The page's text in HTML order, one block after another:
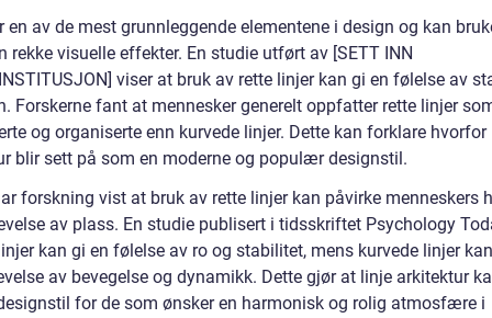
en av de mest grunnleggende elementene i design og kan
rekke visuelle effekter. En studie utført av [SETT INN
viser at bruk av rette linjer kan gi en følelse av
Forskerne fant at mennesker generelt oppfatter rette linjer
og organiserte enn kurvede linjer. Dette kan forklare hvorfor
blir sett på som en moderne og populær designstil.
forskning vist at bruk av rette linjer kan påvirke menneskers
av plass. En studie publisert i tidsskriftet Psychology
kan gi en følelse av ro og stabilitet, mens kurvede linjer
av bevegelse og dynamikk. Dette gjør at linje arkitektur
for de som ønsker en harmonisk og rolig atmosfære i